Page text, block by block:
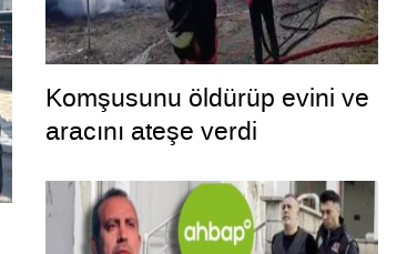
Komşusunu öldürüp evini ve
aracını ateşe verdi